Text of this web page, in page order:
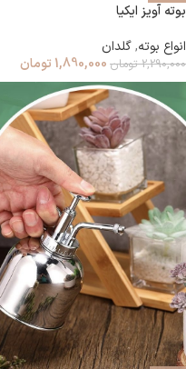
بوته آویز ایکیا
انواع بوته,گلدان
2,290,000 تومان 1,890,000 تومان